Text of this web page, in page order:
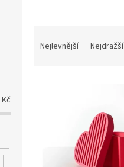
Kč
Nejlevnější Nejdražší